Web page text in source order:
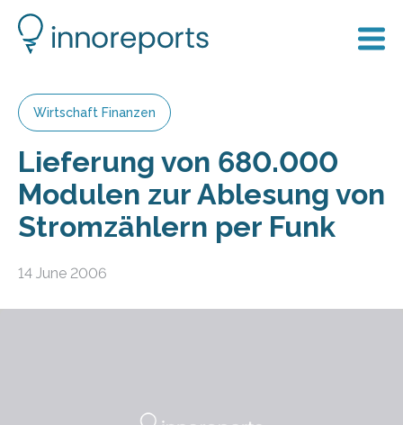
Wirtschaft Finanzen
Lieferung von 680.000
Modulen zur Ablesung von
Stromzählern per Funk
14 June 2006